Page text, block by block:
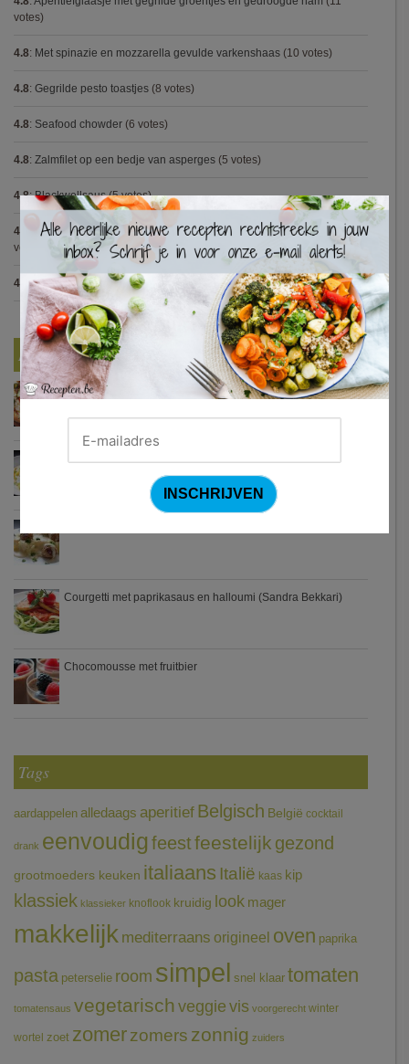
votes)
4.8: Met spinazie en mozzarella gevulde varkenshaas (10 votes)
4.8: Gegrilde pesto toastjes (8 votes)
4.8: Seafood chowder (6 votes)
4.8: Zalmfilet op een bedje van asperges (5 votes)
4.8:Blackwellsaus(5 votes)
4.7 Varkenshaasje met jagersaus en kroketten (Jeroen Meus)
(15
votes)
4.7:Gestoofde kip met dragon
Nieuwste Recepten
Turkse pizza met halloumi en courgette
Courgetti met paprikasaus en halloumi (Sandra Bekkari)
Chocomousse met fruitbier
Tags
aardappelen alledaags aperitief Belgisch België cocktail
drank eenvoudigfeestfeestelijk gezond
grootmoeders keuken italiaans Italië kaas kip
klassiek klassieker knoflook kruidig look mager
makkelijk mediterraans origineel oven paprika
pasta peterselie room simpel snel klaar tomaten
tomatensaus vegetarischveggie vis voorgerecht winter
wortel zoet zomerzomers zonnig zuiders
×